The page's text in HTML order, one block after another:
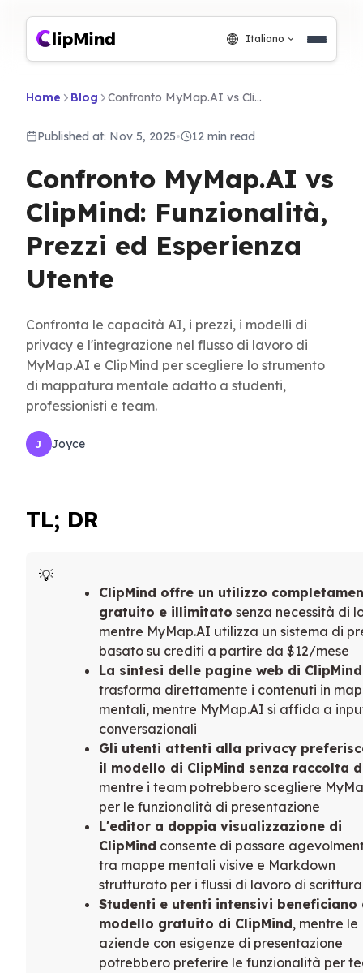
Italiano
Home Blog Confronto MyMap.AI vs ClipMind: Funzionalità, Prezzi ed Esperienza Utente
Published at: Nov 5, 2025• 12 min read
Confronto MyMap.AI vs
ClipMind: Funzionalità,
Prezzi ed Esperienza
Utente
Confronta le capacità AI, i prezzi, i modelli di
privacy e l'integrazione nel flusso di lavoro di
MyMap.AI e ClipMind per scegliere lo strumento
di mappatura mentale adatto a studenti,
professionisti e team.
J Joyce
TL; DR
ClipMind offre un utilizzo
gratuito e illimitato senza necessità di
mentre MyMap.AI utilizza un sistema di
basato su crediti a partire da $12/mese
La sintesi delle pagine web di ClipMind
trasforma direttamente i contenuti in
mentali, mentre MyMap.AI si affida a
conversazionali
Gli utenti attenti alla privacy
il modello di ClipMind senza raccolta
mentre i team potrebbero scegliere
per le funzionalità di presentazione
L'editor a doppia visualizzazione di
ClipMind consente di passare
tra mappe mentali visive e Markdown
strutturato per i flussi di lavoro di scrittura
Studenti e utenti intensivi beneficiano
modello gratuito di ClipMind, mentre le
aziende con esigenze di presentazione
potrebbero preferire le funzionalità per